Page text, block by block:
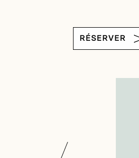
RÉSERVER